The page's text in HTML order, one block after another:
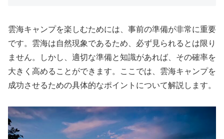
雲海キャンプを楽しむためには、事前の準備が非常に重要
です。雲海は自然現象であるため、必ず見られるとは限り
ません。しかし、適切な準備と知識があれば、その確率を
大きく高めることができます。ここでは、雲海キャンプを
成功させるための具体的なポイントについて解説します。